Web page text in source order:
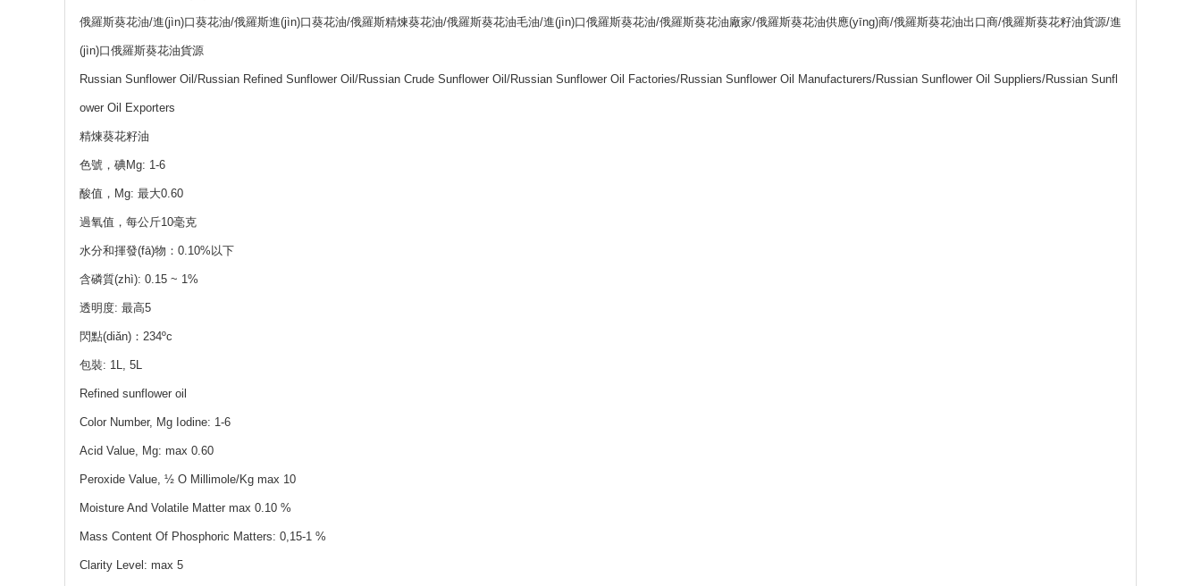
俄羅斯葵花油/進(jìn)口葵花油/俄羅斯進(jìn)口葵花油/俄羅斯精煉葵花油/俄羅斯葵花油毛油/進(jìn)口俄羅斯葵花油/俄羅斯葵花油廠家/俄羅斯葵花油供應(yīng)商/俄羅斯葵花油出口商/俄羅斯葵花籽油貨源/進
(jìn)口俄羅斯葵花油貨源
Russian Sunflower Oil/Russian Refined Sunflower Oil/Russian Crude Sunflower Oil/Russian Sunflower Oil Factories/Russian Sunflower Oil Manufacturers/Russian Sunflower Oil Suppliers/Russian Sunfl
ower Oil Exporters
精煉葵花籽油
色號，碘Mg: 1-6
酸值，Mg: 最大0.60
過氧值，每公斤10毫克
水分和揮發(fā)物：0.10%以下
含磷質(zhì): 0.15 ~ 1%
透明度: 最高5
閃點(diǎn)：234ºc
包裝: 1L, 5L
Refined sunflower oil
Color Number, Mg Iodine: 1-6
Acid Value, Mg: max 0.60
Peroxide Value, ½ O Millimole/Kg max 10
Moisture And Volatile Matter max 0.10 %
Mass Content Of Phosphoric Matters: 0,15-1 %
Clarity Level: max 5